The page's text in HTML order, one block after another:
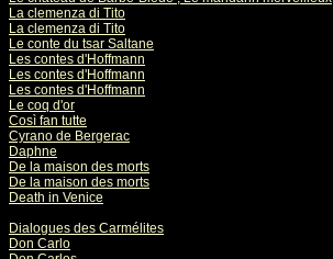
La clemenza di Tito
La clemenza di Tito
Le conte du tsar Saltane
Les contes d'Hoffmann
Les contes d'Hoffmann
Les contes d'Hoffmann
Le coq d'or
Così fan tutte
Cyrano de Bergerac
Daphne
De la maison des morts
De la maison des morts
Death in Venice
Dialogues des Carmélites
Don Carlo